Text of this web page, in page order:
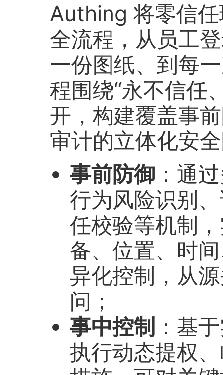
Authing 将零信
全流程，从员工
一份图纸、到每
程围绕“永不信任
开，构建覆盖事
审计的立体化安
事前防御 ：通
行为风险识别
任校验等机制
备、位置、时
异化控制，从
问；
事中控制 ：基
执行动态提权